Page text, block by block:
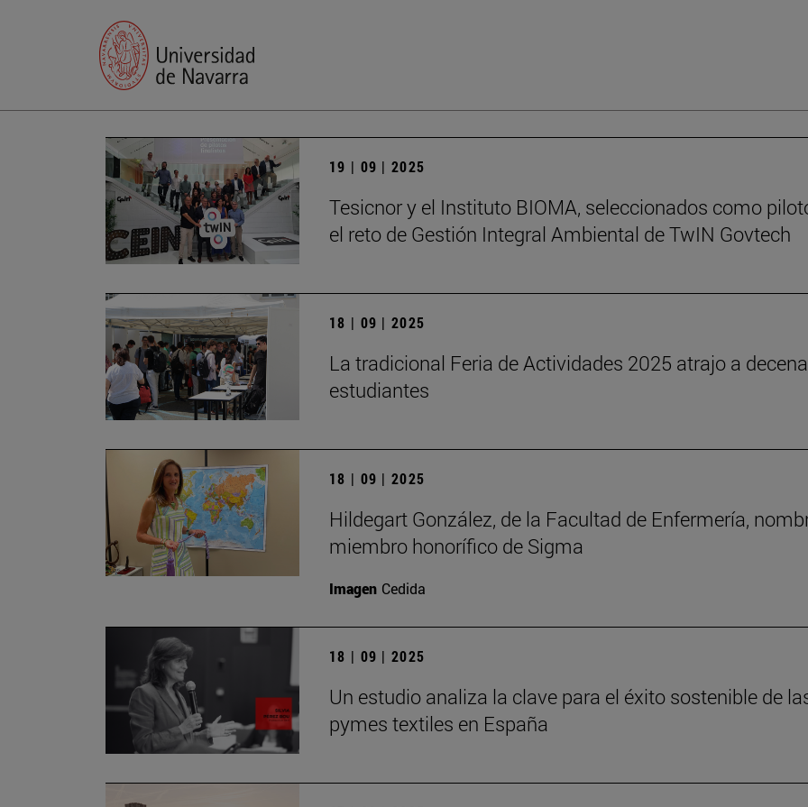
19 | 09 | 2025
Tesicnor y el Instituto BIOMA, seleccionados como
el reto de Gestión Integral Ambiental de TwIN Govtech
18 | 09 | 2025
La tradicional Feria de Actividades 2025 atrajo a
estudiantes
18 | 09 | 2025
Hildegart González, de la Facultad de Enfermería,
miembro honorífico de Sigma
Imagen Cedida
18 | 09 | 2025
Un estudio analiza la clave para el éxito sostenible de
pymes textiles en España